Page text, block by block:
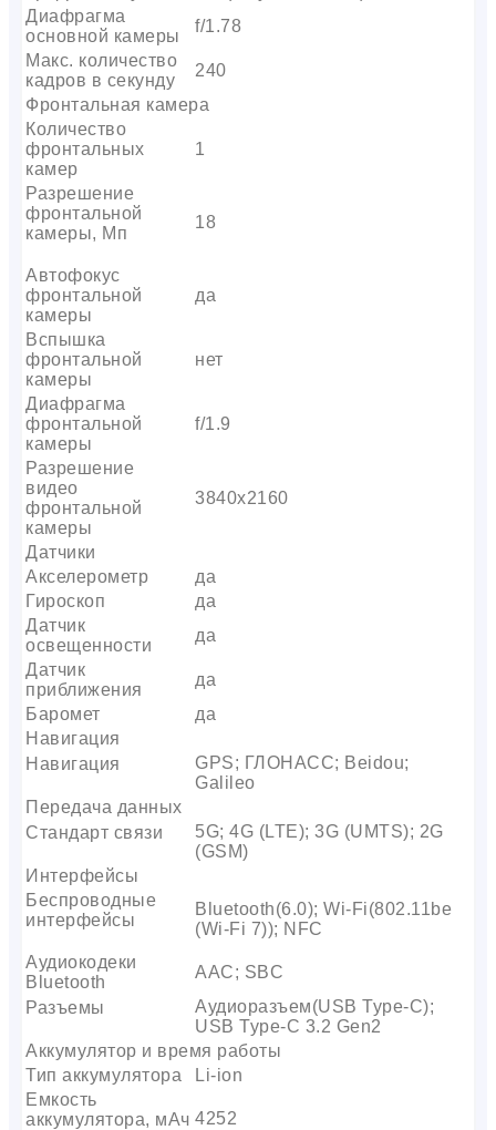
Диафрагма
основной камеры
f/1.78
Макс. количество
кадров в секунду
240
Фронтальная камера
Количество
фронтальных
камер
1
Разрешение
фронтальной
камеры, Мп
18
Автофокус
фронтальной
камеры
да
Вспышка
фронтальной
камеры
нет
Диафрагма
фронтальной
камеры
f/1.9
Разрешение
видео
фронтальной
камеры
3840х2160
Датчики
Акселерометр
да
Гироскоп
да
Датчик
освещенности
да
Датчик
приближения
да
Баромет
да
Навигация
Навигация
GPS; ГЛОНАСС; Beidou;
Galileo
Передача данных
Стандарт связи
5G; 4G (LTE); 3G (UMTS); 2G
(GSM)
Интерфейсы
Беспроводные
интерфейсы
Bluetooth(6.0); Wi-Fi(802.11be
(Wi-Fi 7)); NFC
Аудиокодеки
Bluetooth
AAC; SBC
Разъемы
Аудиоразъем(USB Type-C);
USB Type-C 3.2 Gen2
Аккумулятор и время работы
Тип аккумулятора
Li-ion
Емкость
аккумулятора, мАч 4252